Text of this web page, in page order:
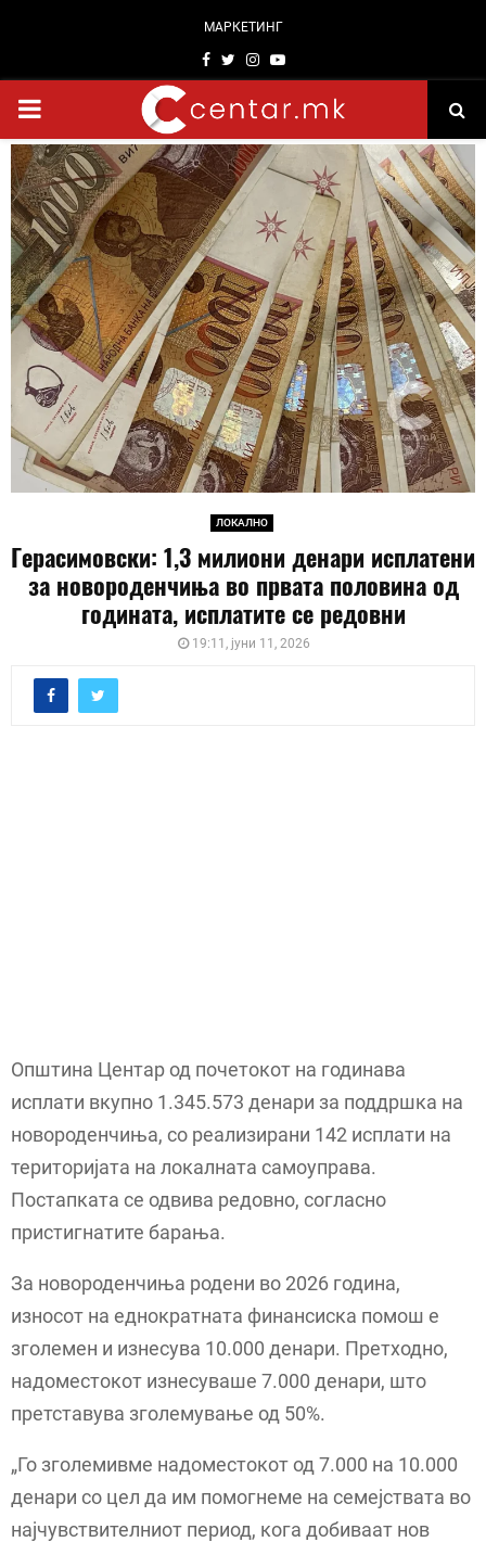
МАРКЕТИНГ
Facebook
TwitterInstagram
Youtube
PRIMARY
MENU
ЛОКАЛНО
Герасимовски: 1,3 милиони денари исплатени
за новороденчиња во првата половина од
годината, исплатите се редовни
19:11, јуни 11, 2026
Општина Центар од почетокот на годинава
исплати вкупно 1.345.573 денари за поддршка на
новороденчиња, со реализирани 142 исплати на
територијата на локалната самоуправа.
Постапката се одвива редовно, согласно
пристигнатите барања.
За новороденчиња родени во 2026 година,
износот на еднократната финансиска помош е
зголемен и изнесува 10.000 денари. Претходно,
надоместокот изнесуваше 7.000 денари, што
претставува зголемување од 50%.
„Го зголемивме надоместокот од 7.000 на 10.000
денари со цел да им помогнеме на семејствата во
најчувствителниот период, кога добиваат нов